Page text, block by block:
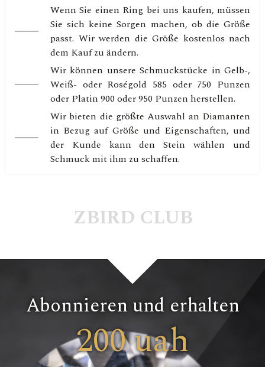
Wenn Sie einen Ring bei uns kaufen, müssen
Sie sich keine Sorgen machen, ob die Größe
passt. Wir werden die Größe kostenlos nach
dem Kauf zu ändern.
Wir können unsere Schmuckstücke in Gelb-,
Weiß- oder Roségold 585 oder 750 Punzen
oder Platin 900 oder 950 Punzen herstellen.
Wir bieten die größte Auswahl an Diamanten
in Bezug auf Größe und Eigenschaften, und
der Kunde kann den Stein wählen und
Schmuck mit ihm zu schaffen.
ZBIRD CLUB
Abonnieren und erhalten
200 uah